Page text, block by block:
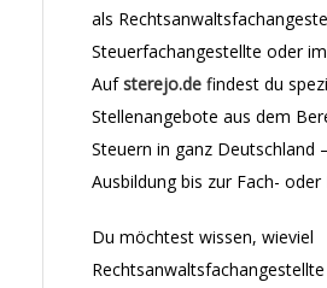
als
Steuerfachangestellte oder
Aufsterejo.de findest du
Stellenangebote aus dem
Steuern in ganz Deutschland
Ausbildung bis zur Fach-
Du möchtest wissen, wieviel